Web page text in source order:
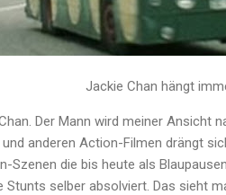
Jackie Chan hängt
Der Mann wird meiner Ansicht
anderen Action-Filmen drängt
Szenen die bis heute als
Stunts selber absolviert. Das sieht